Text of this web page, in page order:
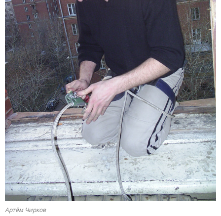
Артём Чирков